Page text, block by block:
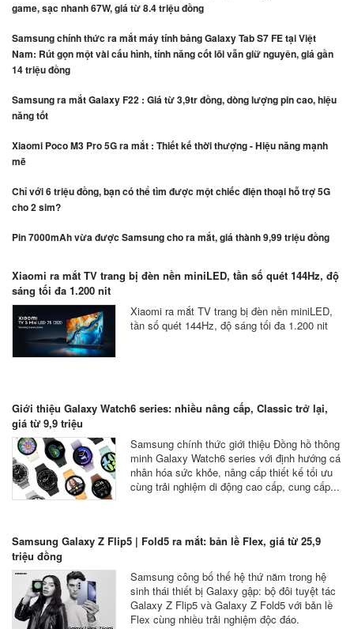
game, sạc nhanh 67W, giá từ 8.4 triệu đồng
Samsung chính thức ra mắt máy tính bảng Galaxy Tab S7 FE tại Việt
Nam: Rút gọn một vài cấu hình, tính năng cốt lõi vẫn giữ nguyên, giá gần
14 triệu đồng
Samsung ra mắt Galaxy F22 : Giá từ 3,9tr đồng, dòng lượng pin cao, hiệu
năng tốt
Xiaomi Poco M3 Pro 5G ra mắt : Thiết kế thời thượng - Hiệu năng mạnh
mẽ
Chỉ với 6 triệu đồng, bạn có thể tìm được một chiếc điện thoại hỗ trợ 5G
cho 2 sim?
Pin 7000mAh vừa được Samsung cho ra mắt, giá thành 9,99 triệu đồng
Xiaomi ra mắt TV trang bị đèn nền miniLED, tần số quét 144Hz, độ
sáng tối đa 1.200 nit
Xiaomi ra mắt TV trang bị đèn nền miniLED,
tần số quét 144Hz, độ sáng tối đa 1.200 nit
Giới thiệu Galaxy Watch6 series: nhiều nâng cấp, Classic trở lại,
giá từ 9,9 triệu
Samsung chính thức giới thiệu Đồng hồ thông
minh Galaxy Watch6 series với định hướng cá
nhân hóa sức khỏe, nâng cấp thiết kế tối ưu
cùng trải nghiệm di động cao cấp, cung cấp...
Samsung Galaxy Z Flip5 | Fold5 ra mắt: bản lề Flex, giá từ 25,9
triệu đồng
Samsung công bố thế hệ thứ năm trong hệ
sinh thái thiết bị Galaxy gập: bộ đôi tuyệt tác
Galaxy Z Flip5 và Galaxy Z Fold5 với bản lề
Flex cùng nhiều trải nghiệm độc đáo.